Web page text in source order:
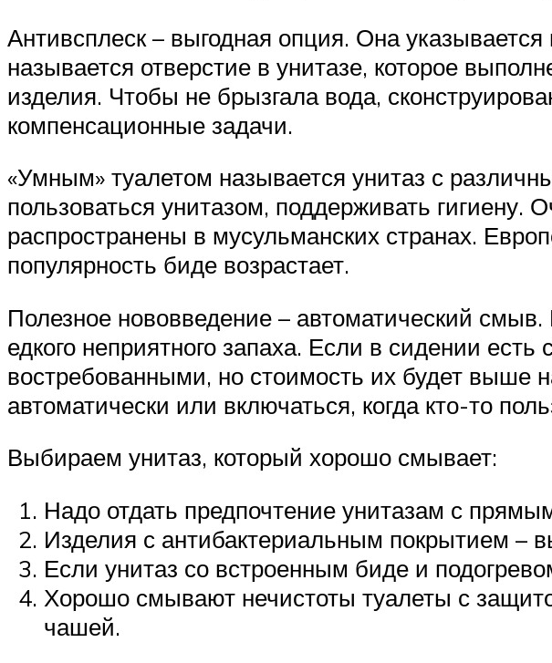
Антивсплеск – выгодная опция. Она
называется отверстие в унитазе, которое
изделия. Чтобы не брызгала вода,
компенсационные задачи.
«Умным» туалетом называется унитаз с
пользоваться унитазом, поддерживать
распространены в мусульманских странах.
популярность биде возрастает.
Полезное нововведение – автоматический
едкого неприятного запаха. Если в сидении
востребованными, но стоимость их будет выше
автоматически или включаться, когда кто-то
Выбираем унитаз, который хорошо смывает:
Надо отдать предпочтение унитазам с
Изделия с антибактериальным покрытием –
Если унитаз со встроенным биде и
Хорошо смывают нечистоты туалеты с
чашей.